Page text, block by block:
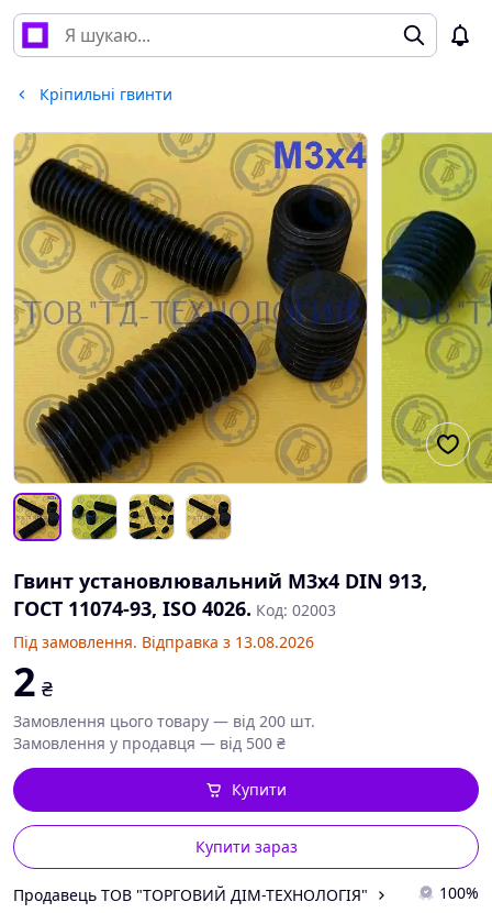
Кріпильні гвинти
Гвинт установлювальний М3х4 DIN 913,
ГОСТ 11074-93, ISO 4026. Код: 02003
Під замовлення. Відправка з 13.08.2026
2 ₴
Замовлення цього товару — від 200 шт.
Замовлення у продавця — від 500 ₴
Купити зараз
Купити
Продавець ТОВ "ТОРГОВИЙ ДІМ-ТЕХНОЛОГІЯ" 100%